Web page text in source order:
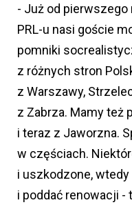
- Już od pierwszego
PRL-u nasi goście
pomniki
z różnych stron
z Warszawy,
z Zabrza. Mamy też
i teraz z Jaworzna.
w częściach.
i uszkodzone,
i poddać renowacji -